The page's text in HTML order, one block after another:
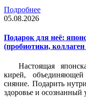
Подробнее
05.08.2026
Подарок для неё:
(пробиотики,
Настоящая
кирей,
сияние. Подарить
здоровье и осознанный